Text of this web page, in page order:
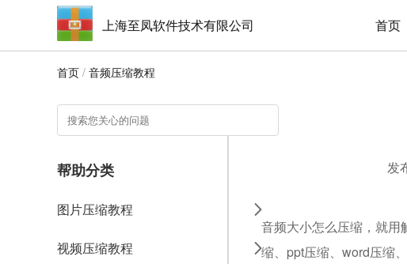
上海至凤软件技术有限公司 首页
首页 / 音频压缩教程
帮助分类
图片压缩教程
视频压缩教程
发
音频大小怎么压缩，就用
缩、ppt压缩、word压缩